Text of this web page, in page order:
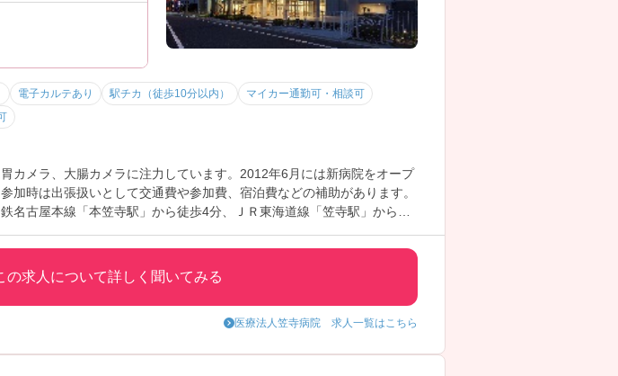
電子カルテあり 駅チカ（徒歩10分以内）
マイカー通勤可・相談可
カメラ、大腸カメラに注力しています。2012年6月には新病院をオープ
時は出張扱いとして交通費や参加費、宿泊費などの補助があります。
名古屋本線「本笠寺駅」から徒歩4分、ＪＲ東海道線「笠寺駅」からも
も考えて採用していかないと、人は定着しないから、育休や産休、勤務
きたいとおっしゃっており、子育て中の方も非常に働きやすい環境が整
詳細をお話いたしますので、お気軽にご相談ください。
の求人について詳しく聞いてみる
医療法人笠寺病院 求人一覧はこちら